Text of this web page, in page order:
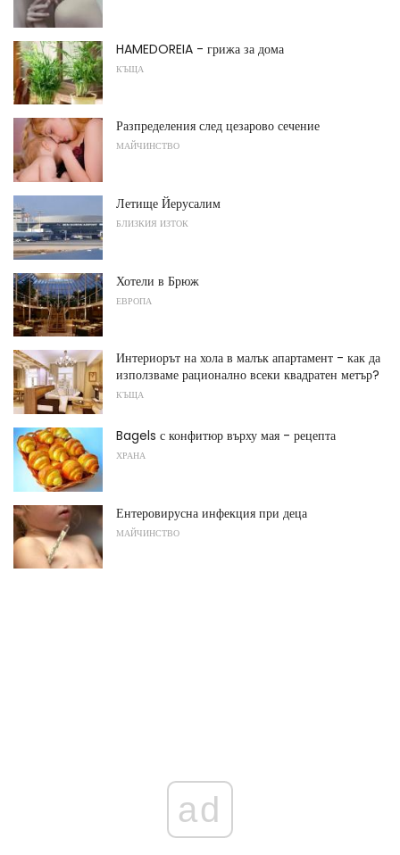
HAMEDOREIA - грижа за дома
КЪЩА
Разпределения след цезарово сечение
МАЙЧИНСТВО
Летище Йерусалим
БЛИЗКИЯ ИЗТОК
Хотели в Брюж
ЕВРОПА
Интериорът на хола в малък апартамент - как да
използваме рационално всеки квадратен метър?
КЪЩА
Bagels с конфитюр върху мая - рецепта
ХРАНА
Ентеровирусна инфекция при деца
МАЙЧИНСТВО
ad